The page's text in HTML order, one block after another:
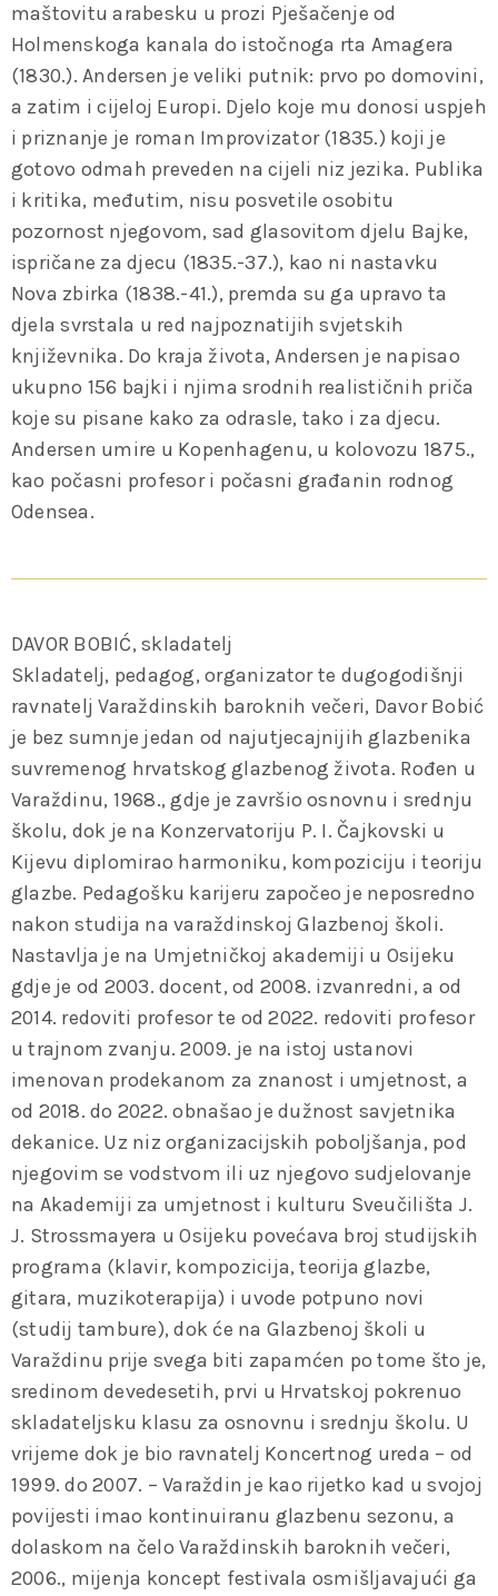
maštovitu arabesku u prozi Pješačenje od
Holmenskoga kanala do istočnoga rta Amagera
(1830.). Andersen je veliki putnik: prvo po domovini,
a zatim i cijeloj Europi. Djelo koje mu donosi uspjeh
i priznanje je roman Improvizator (1835.) koji je
gotovo odmah preveden na cijeli niz jezika. Publika
i kritika, međutim, nisu posvetile osobitu
pozornost njegovom, sad glasovitom djelu Bajke,
ispričane za djecu (1835.-37.), kao ni nastavku
Nova zbirka (1838.-41.), premda su ga upravo ta
djela svrstala u red najpoznatijih svjetskih
književnika. Do kraja života, Andersen je napisao
ukupno 156 bajki i njima srodnih realističnih priča
koje su pisane kako za odrasle, tako i za djecu.
Andersen umire u Kopenhagenu, u kolovozu 1875.,
kao počasni profesor i počasni građanin rodnog
Odensea.
DAVOR BOBIĆ, skladatelj
Skladatelj, pedagog, organizator te dugogodišnji
ravnatelj Varaždinskih baroknih večeri, Davor Bobić
je bez sumnje jedan od najutjecajnijih glazbenika
suvremenog hrvatskog glazbenog života. Rođen u
Varaždinu, 1968., gdje je završio osnovnu i srednju
školu, dok je na Konzervatoriju P. I. Čajkovski u
Kijevu diplomirao harmoniku, kompoziciju i teoriju
glazbe. Pedagošku karijeru započeo je neposredno
nakon studija na varaždinskoj Glazbenoj školi.
Nastavlja je na Umjetničkoj akademiji u Osijeku
gdje je od 2003. docent, od 2008. izvanredni, a od
2014. redoviti profesor te od 2022. redoviti profesor
u trajnom zvanju. 2009. je na istoj ustanovi
imenovan prodekanom za znanost i umjetnost, a
od 2018. do 2022. obnašao je dužnost savjetnika
dekanice. Uz niz organizacijskih poboljšanja, pod
njegovim se vodstvom ili uz njegovo sudjelovanje
na Akademiji za umjetnost i kulturu Sveučilišta J.
J. Strossmayera u Osijeku povećava broj studijskih
programa (klavir, kompozicija, teorija glazbe,
gitara, muzikoterapija) i uvode potpuno novi
(studij tambure), dok će na Glazbenoj školi u
Varaždinu prije svega biti zapamćen po tome što je,
sredinom devedesetih, prvi u Hrvatskoj pokrenuo
skladateljsku klasu za osnovnu i srednju školu. U
vrijeme dok je bio ravnatelj Koncertnog ureda – od
1999. do 2007. – Varaždin je kao rijetko kad u svojoj
povijesti imao kontinuiranu glazbenu sezonu, a
dolaskom na čelo Varaždinskih baroknih večeri,
2006., mijenja koncept festivala osmišljavajući ga